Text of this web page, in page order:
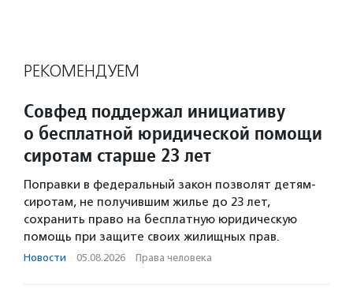
РЕКОМЕНДУЕМ
Совфед поддержал инициативу
о бесплатной юридической помощи
сиротам старше 23 лет
Поправки в федеральный закон позволят детям-
сиротам, не получившим жилье до 23 лет,
сохранить право на бесплатную юридическую
помощь при защите своих жилищных прав.
Новости · 05.08.2026 · Права человека